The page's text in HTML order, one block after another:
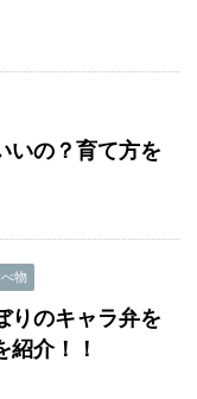
いの？育て方を
物
りのキャラ弁を
紹介！！